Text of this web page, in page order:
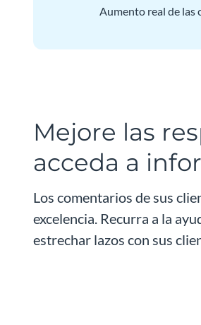
Aumento real de las
Mejore las
acceda a
Los comentarios de sus
excelencia. Recurra a la
estrechar lazos con sus